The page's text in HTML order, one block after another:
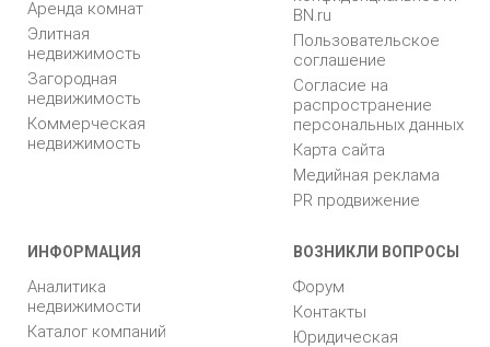
Аренда комнат
Элитная
недвижимость
Загородная
недвижимость
Коммерческая
недвижимость
BN.ru
Пользовательское
соглашение
Согласие на
распространение
персональных данных
Карта сайта
Медийная реклама
PR продвижение
ИНФОРМАЦИЯ
Аналитика
недвижимости
Каталог компаний
ВОЗНИКЛИ ВОПРОСЫ
Форум
Контакты
Юридическая